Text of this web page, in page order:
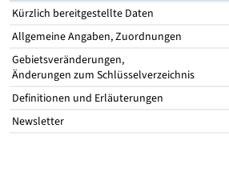
Kürzlich bereitgestellte Daten
Allgemeine Angaben, Zuordnungen
Gebietsveränderungen,
Änderungen zum Schlüsselverzeichnis
Definitionen und Erläuterungen
Newsletter